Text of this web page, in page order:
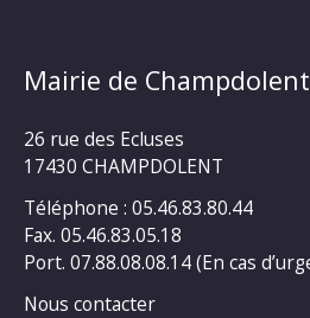
Mairie de Champdolent
26 rue des Ecluses
17430 CHAMPDOLENT
Téléphone : 05.46.83.80.44
Fax. 05.46.83.05.18
Port. 07.88.08.08.14 (En cas
Nous contacter